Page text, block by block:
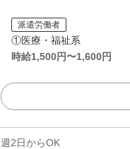
派遣労働者
①医療・福祉系
時給1,500円〜1,600円
週2日からOK